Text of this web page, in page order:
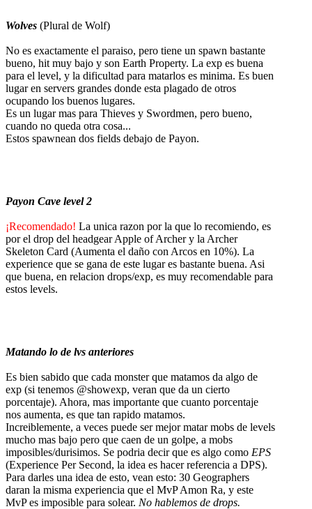
Wolves (Plural de Wolf)
No es exactamente el paraiso, pero tiene un spawn bastante
bueno, hit muy bajo y son Earth Property. La exp es buena
para el level, y la dificultad para matarlos es minima. Es buen
lugar en servers grandes donde esta plagado de otros
ocupando los buenos lugares.
Es un lugar mas para Thieves y Swordmen, pero bueno,
cuando no queda otra cosa...
Estos spawnean dos fields debajo de Payon.
Payon Cave level 2
¡Recomendado! La unica razon por la que lo recomiendo, es
por el drop del headgear Apple of Archer y la Archer
Skeleton Card (Aumenta el daño con Arcos en 10%). La
experience que se gana de este lugar es bastante buena. Asi
que buena, en relacion drops/exp, es muy recomendable para
estos levels.
Matando lo de lvs anteriores
Es bien sabido que cada monster que matamos da algo de
exp (si tenemos @showexp, veran que da un cierto
porcentaje). Ahora, mas importante que cuanto porcentaje
nos aumenta, es que tan rapido matamos.
Increiblemente, a veces puede ser mejor matar mobs de levels
mucho mas bajo pero que caen de un golpe, a mobs
imposibles/durisimos. Se podria decir que es algo como EPS
(Experience Per Second, la idea es hacer referencia a DPS).
Para darles una idea de esto, vean esto: 30 Geographers
daran la misma experiencia que el MvP Amon Ra, y este
MvP es imposible para solear. No hablemos de drops.